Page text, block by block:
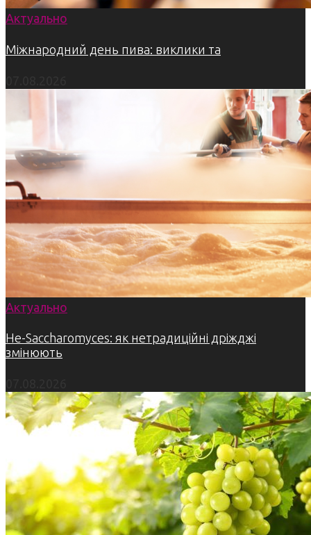
Актуально
Міжнародний день пива: виклики та
Актуально
Не-Saccharomyces: як нетрадиційні дріжджі
змінюють